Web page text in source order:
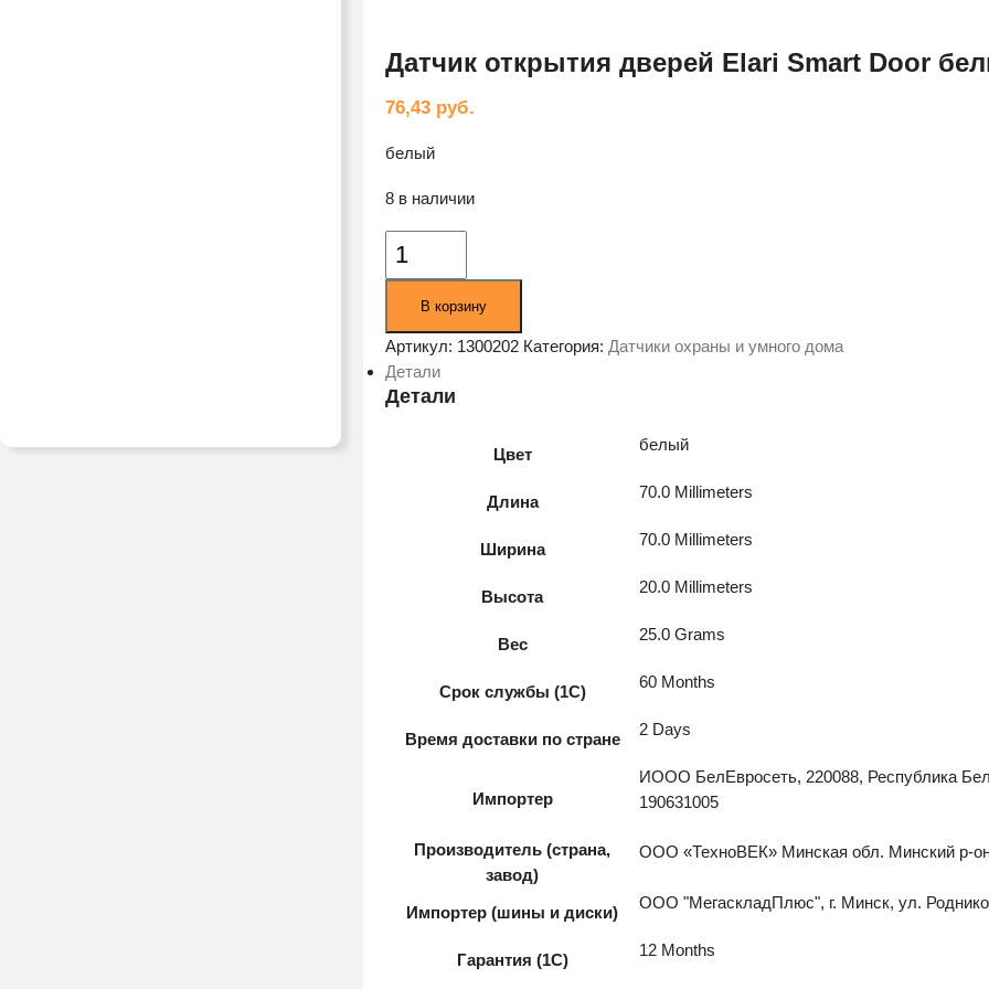
Датчик открытия дверей Elari Smart Door
76,43 руб.
белый
8 в наличии
Количество
товара
открытия
дверей
Elari
Smart
В корзину
Артикул: 1300202 Категория: Датчики охраны и умного дома
Детали
Детали
Цвет
белый
Длина
70.0 Millimeters
Ширина
70.0 Millimeters
Высота
20.0 Millimeters
Вес
25.0 Grams
Срок службы (1С)
60 Months
Время доставки по стране
2 Days
Импортер
ИООО БелЕвросеть, 220088, Республика
190631005
Производитель (страна,
завод)
ООО «ТехноВЕК» Минская обл. Минский р-
Импортер (шины и диски)
ООО "МегаскладПлюс", г. Минск, ул.
Гарантия (1С)
12 Months